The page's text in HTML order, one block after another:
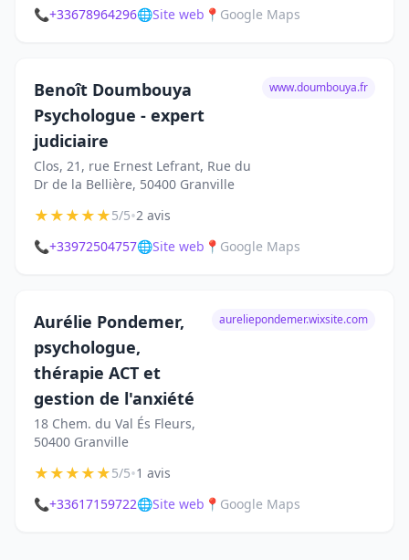
📞+33678964296🌐Site web 📍 Google Maps
Benoît Doumbouya
Psychologue - expert
judiciaire
Clos, 21, rue Ernest Lefrant, Rue du
Dr de la Bellière, 50400 Granville
www.doumbouya.fr
★★★★★5/5•2 avis
📞+33972504757🌐Site web 📍 Google Maps
Aurélie Pondemer,
psychologue,
thérapie ACT et
gestion de l'anxiété
18 Chem. du Val És Fleurs,
50400 Granville
aureliepondemer.wixsite.com
★★★★★5/5•1 avis
📞+33617159722🌐Site web 📍 Google Maps